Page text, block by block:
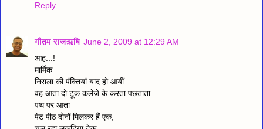
Reply
गौतम राजऋषि June 2, 2009 at 12:29 AM
आह...!
मार्मिक
निराला की पंक्तियां याद हो आयीं
वह आता दो टूक कलेजे के करता पछताता
पथ पर आता
पेट पीठ दोनों मिलकर हैं एक,